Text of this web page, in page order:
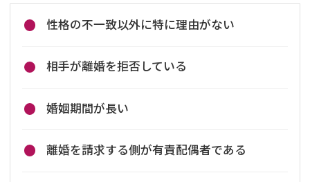
性格の不一致以外に特に理由がない
相手が離婚を拒否している
婚姻期間が長い
離婚を請求する側が有責配偶者である